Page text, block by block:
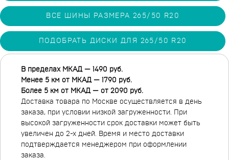
ВСЕ ШИНЫ РАЗМЕРА 265/50 R20
ПОДОБРАТЬ ДИСКИ ДЛЯ 265/50 R20
В пределах МКАД — 1490 руб.
Менее 5 км от МКАД — 1790 руб.
Более 5 км от МКАД — от 2090 руб.
Доставка товара по Москве осуществляется в день
заказа, при условии низкой загруженности. При
высокой загруженности срок доставки может быть
увеличен до 2-х дней. Время и место доставки
подтверждается менеджером при оформлении
заказа.